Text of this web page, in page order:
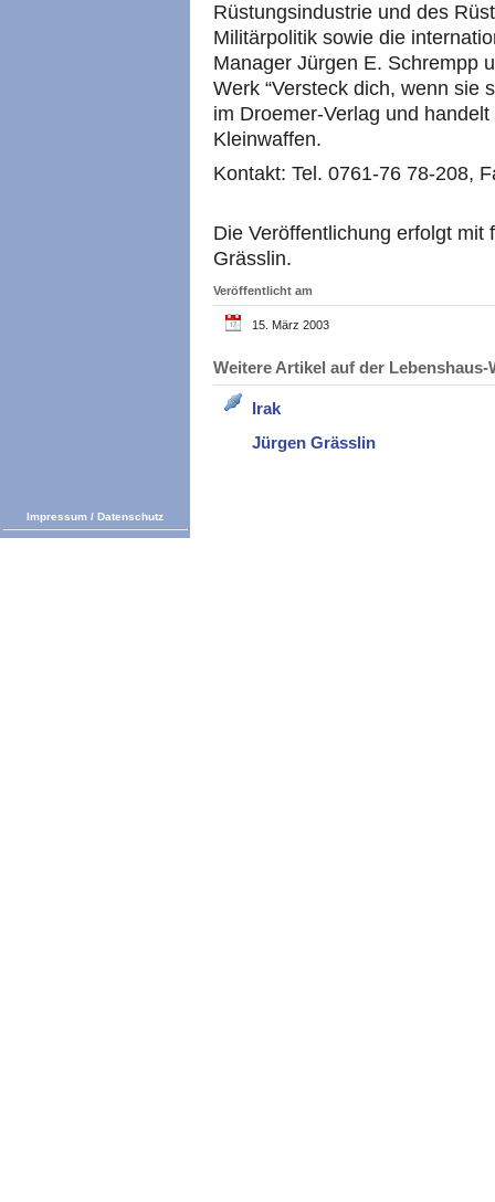
Rüstungsindustrie und des
Militärpolitik sowie die
Manager Jürgen E. Schrempp
Werk “Versteck dich, wenn sie
im Droemer-Verlag und
Kleinwaffen.
Kontakt: Tel. 0761-76 78-208,
Die Veröffentlichung erfolgt
Grässlin.
Veröffentlicht am
15. März 2003
Weitere Artikel auf der
Irak
Jürgen Grässlin
Impressum / Datenschutz